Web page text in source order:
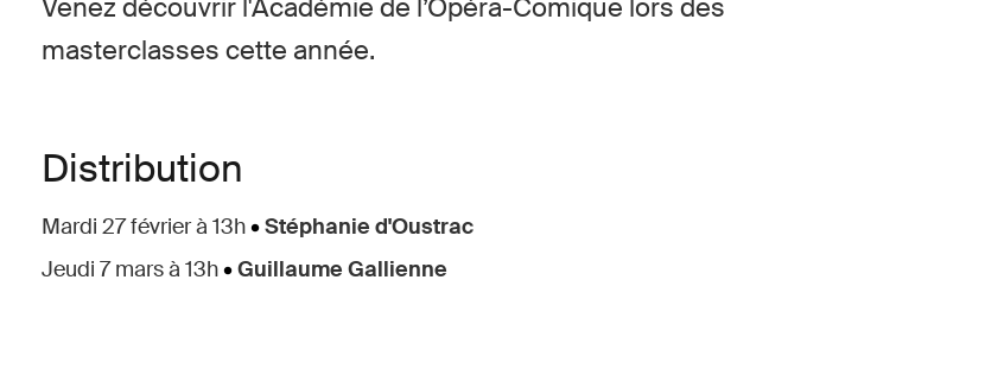
Venez découvrir l'Académie de l’Opéra-Comique lors des
masterclasses cette année.
Distribution
Mardi 27 février à 13h•Stéphanie d'Oustrac
Jeudi 7 mars à 13h•Guillaume Gallienne